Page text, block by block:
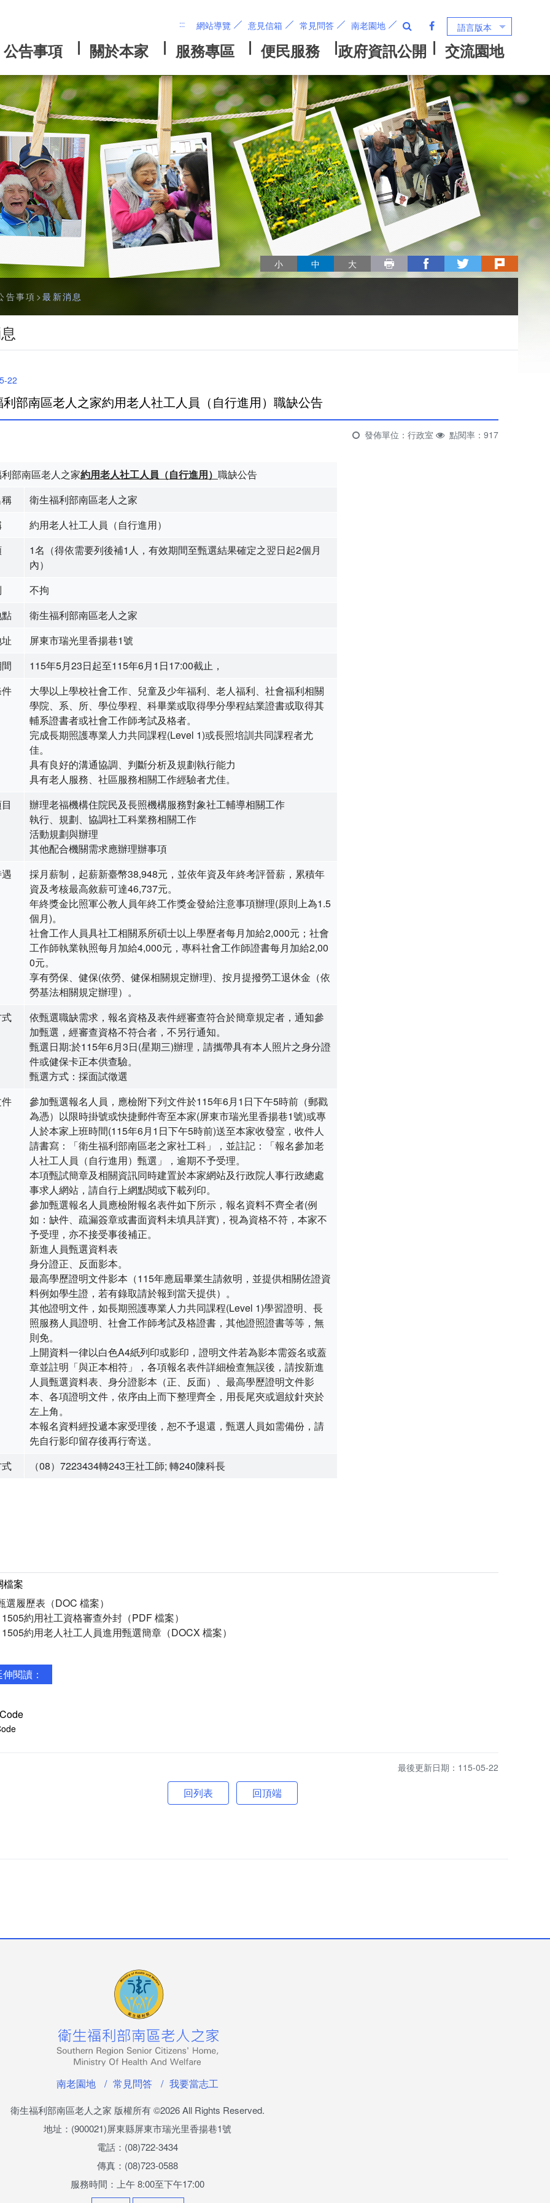
::: 網站導覽 意見信箱 常見問答 南老園地 語言版本
略
過
切
社
享
小 中 大 列印 facebook twitter plurk
告事項 最新消息
22
部南區老人之家約用老人社工人員（自行進用）職缺公告
發佈單位：行政室 點閱率：917
部南區老人之家約用老人社工人員（自行進用） 職缺公告
衛生福利部南區老人之家
約用老人社工人員（自行進用）
1名（得依需要列後補1人，有效期間至甄選結果確定之翌日起2個月
內）
不拘
衛生福利部南區老人之家
屏東市瑞光里香揚巷1號
115年5月23日起至115年6月1日17:00截止，
大學以上學校社會工作、兒童及少年福利、老人福利、社會福利相關
學院、系、所、學位學程、科畢業或取得學分學程結業證書或取得其
輔系證書者或社會工作師考試及格者。
完成長期照護專業人力共同課程(Level 1)或長照培訓共同課程者尤
佳。
具有良好的溝通協調、判斷分析及規劃執行能力
具有老人服務、社區服務相關工作經驗者尤佳。
辦理老福機構住院民及長照機構服務對象社工輔導相關工作
執行、規劃、協調社工科業務相關工作
活動規劃與辦理
其他配合機關需求應辦理辦事項
採月薪制，起薪新臺幣38,948元，並依年資及年終考評晉薪，累積年
資及考核最高敘薪可達46,737元。
年終獎金比照軍公教人員年終工作獎金發給注意事項辦理(原則上為1.5
個月)。
社會工作人員具社工相關系所碩士以上學歷者每月加給2,000元；社會
工作師執業執照每月加給4,000元，專科社會工作師證書每月加給2,00
0元。
享有勞保、健保(依勞、健保相關規定辦理)、按月提撥勞工退休金（依
勞基法相關規定辦理）。
依甄選職缺需求，報名資格及表件經審查符合於簡章規定者，通知參
加甄選，經審查資格不符合者，不另行通知。
甄選日期:於115年6月3日(星期三)辦理，請攜帶具有本人照片之身分證
件或健保卡正本供查驗。
甄選方式：採面試徵選
參加甄選報名人員，應檢附下列文件於115年6月1日下午5時前（郵戳
為憑）以限時掛號或快捷郵件寄至本家(屏東市瑞光里香揚巷1號)或專
人於本家上班時間(115年6月1日下午5時前)送至本家收發室，收件人
請書寫：「衛生福利部南區老之家社工科」，並註記：「報名參加老
人社工人員（自行進用）甄選」，逾期不予受理。
本項甄試簡章及相關資訊同時建置於本家網站及行政院人事行政總處
事求人網站，請自行上網點閱或下載列印。
參加甄選報名人員應檢附報名表件如下所示，報名資料不齊全者(例
如：缺件、疏漏簽章或書面資料未填具詳實)，視為資格不符，本家不
予受理，亦不接受事後補正。
新進人員甄選資料表
身分證正、反面影本。
最高學歷證明文件影本（115年應屆畢業生請敘明，並提供相關佐證資
料例如學生證，若有錄取請於報到當天提供）。
其他證明文件，如長期照護專業人力共同課程(Level 1)學習證明、長
照服務人員證明、社會工作師考試及格證書，其他證照證書等等，無
則免。
上開資料一律以白色A4紙列印或影印，證明文件若為影本需簽名或蓋
章並註明「與正本相符」，各項報名表件詳細檢查無誤後，請按新進
人員甄選資料表、身分證影本（正、反面）、最高學歷證明文件影
本、各項證明文件，依序由上而下整理齊全，用長尾夾或迴紋針夾於
左上角。
本報名資料經投遞本家受理後，恕不予退還，甄選人員如需備份，請
先自行影印留存後再行寄送。
（08）7223434轉243王社工師; 轉240陳科長
檔案
選履歷表（DOC 檔案）
約用社工資格審查外封（PDF 檔案）
約用老人社工人員進用甄選簡章（DOCX 檔案）
閱讀：
最後更新日期：115-05-22
回頂端
南老園地 常見問答 我要當志工
衛生福利部南區老人之家 版權所有©2026 All Rights Reserved.
地址：(900021)屏東縣屏東市瑞光里香揚巷1號
電話：(08)722-3434
傳真：(08)723-0588
服務時間：上午 8:00至下午17:00